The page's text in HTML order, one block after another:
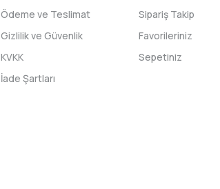
Ödeme ve Teslimat
Gizlilik ve Güvenlik
KVKK
İade Şartları
Sipariş Takip
Favorileriniz
Sepetiniz